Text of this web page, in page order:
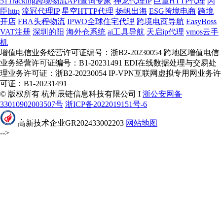
臣http 流冠代理IP 星空HTTP代理 扬帆出海 ESG跨境电商 跨境
开店 FBA头程物流 IPWO全球住宅代理 跨境电商导航 EasyBoss
VAT注册 深圳的阳 海外仓系统 ai工具导航 天启ip代理 vmos云手
机
增值电信业务经营许可证编号：浙B2-20230054 跨地区增值电信
业务经营许可证编号：B1-20231491 EDI在线数据处理与交易处
理业务许可证：浙B2-20230054 IP-VPN互联网虚拟专用网业务许
可证：B1-20231491
© 版权所有 杭州辰链信息科技有限公司 I 浙公安网备
33010902003507号 浙ICP备2022019151号-6
高新技术企业GR202433002203 网站地图
-->